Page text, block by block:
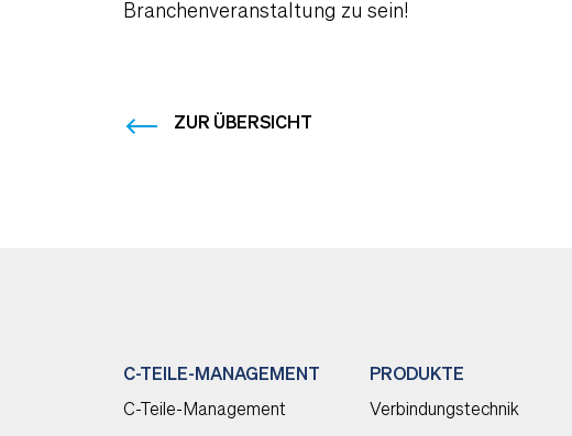
Branchenveranstaltung zu sein!
ZUR ÜBERSICHT
C-TEILE-MANAGEMENT
C-Teile-Management
PRODUKTE
Verbindungstechnik